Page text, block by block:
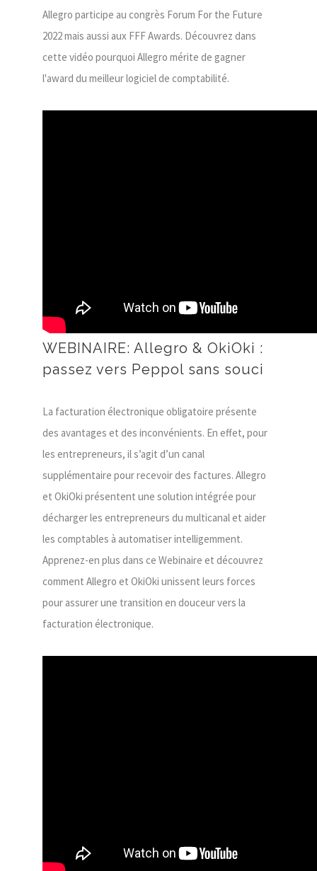
Allegro participe au congrès Forum For the Future
2022 mais aussi aux FFF Awards. Découvrez dans
cette vidéo pourquoi Allegro mérite de gagner
l'award du meilleur logiciel de comptabilité.
WEBINAIRE: Allegro & OkiOki :
passez vers Peppol sans souci
La facturation électronique obligatoire présente
des avantages et des inconvénients. En effet, pour
les entrepreneurs, il s’agit d’un canal
supplémentaire pour recevoir des factures. Allegro
et OkiOki présentent une solution intégrée pour
décharger les entrepreneurs du multicanal et aider
les comptables à automatiser intelligemment.
Apprenez-en plus dans ce Webinaire et découvrez
comment Allegro et OkiOki unissent leurs forces
pour assurer une transition en douceur vers la
facturation électronique.